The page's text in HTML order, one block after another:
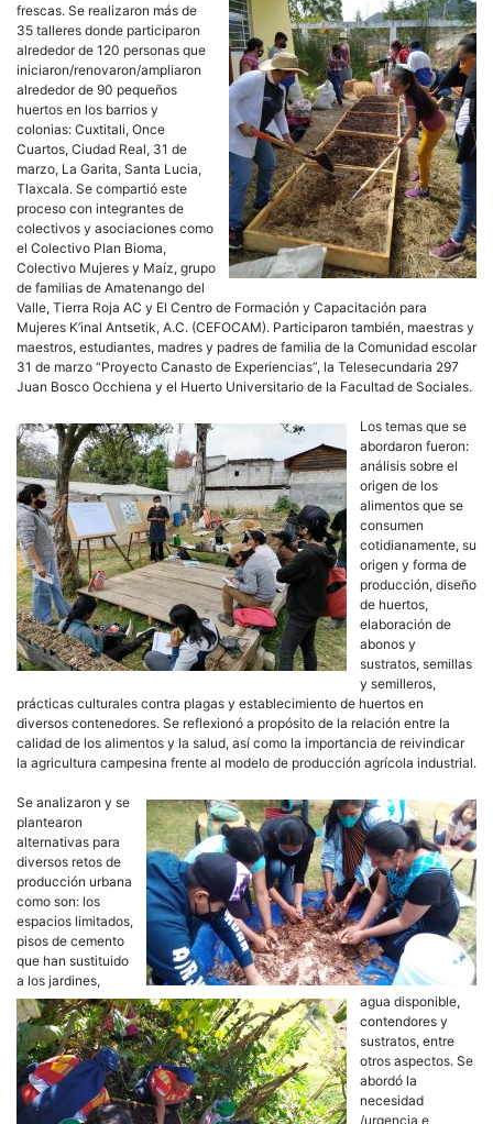
frescas. Se realizaron más de
35 talleres donde participaron
alrededor de 120 personas que
iniciaron/renovaron/ampliaron
alrededor de 90 pequeños
huertos en los barrios y
colonias: Cuxtitali, Once
Cuartos, Ciudad Real, 31 de
marzo, La Garita, Santa Lucia,
Tlaxcala. Se compartió este
proceso con integrantes de
colectivos y asociaciones como
el Colectivo Plan Bioma,
Colectivo Mujeres y Maíz, grupo
de familias de Amatenango del
Valle, Tierra Roja AC y El Centro de Formación y Capacitación para
Mujeres K’inal Antsetik, A.C. (CEFOCAM). Participaron también, maestras y
maestros, estudiantes, madres y padres de familia de la Comunidad escolar
31 de marzo “Proyecto Canasto de Experiencias”, la Telesecundaria 297
Juan Bosco Occhiena y el Huerto Universitario de la Facultad de Sociales.
Los temas que se
abordaron fueron:
análisis sobre el
origen de los
alimentos que se
consumen
cotidianamente, su
origen y forma de
producción, diseño
de huertos,
elaboración de
abonos y
sustratos, semillas
y semilleros,
prácticas culturales contra plagas y establecimiento de huertos en
diversos contenedores. Se reflexionó a propósito de la relación entre la
calidad de los alimentos y la salud, así como la importancia de reivindicar
la agricultura campesina frente al modelo de producción agrícola industrial.
Se analizaron y se
plantearon
alternativas para
diversos retos de
producción urbana
como son: los
espacios limitados,
pisos de cemento
que han sustituido
a los jardines,
agua disponible,
contendores y
sustratos, entre
otros aspectos. Se
abordó la
necesidad
/urgencia e